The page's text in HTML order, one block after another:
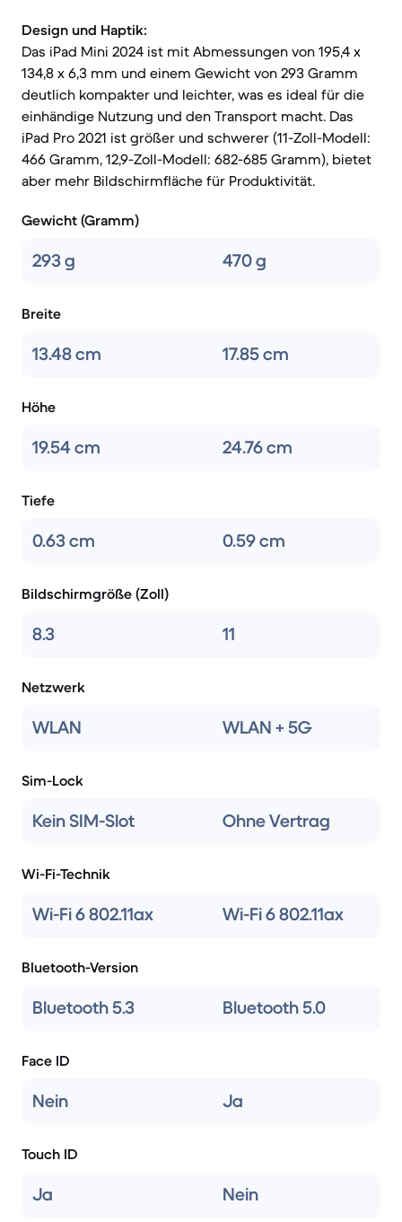
Design und Haptik:
Das iPad Mini 2024 ist mit Abmessungen von 195,4 x
134,8 x 6,3 mm und einem Gewicht von 293 Gramm
deutlich kompakter und leichter, was es ideal für die
einhändige Nutzung und den Transport macht. Das
iPad Pro 2021 ist größer und schwerer (11-Zoll-Modell:
466 Gramm, 12,9-Zoll-Modell: 682-685 Gramm), bietet
aber mehr Bildschirmfläche für Produktivität.
Gewicht (Gramm)
293 g 470 g
Breite
13.48 cm 17.85 cm
Höhe
19.54 cm 24.76 cm
Tiefe
0.63 cm 0.59 cm
Bildschirmgröße (Zoll)
8.3 11
Netzwerk
WLAN WLAN + 5G
Sim-Lock
Kein SIM-Slot Ohne Vertrag
Wi-Fi-Technik
Wi-Fi 6 802.11ax Wi-Fi 6 802.11ax
Bluetooth-Version
Bluetooth 5.3 Bluetooth 5.0
Face ID
Nein Ja
Touch ID
Ja Nein